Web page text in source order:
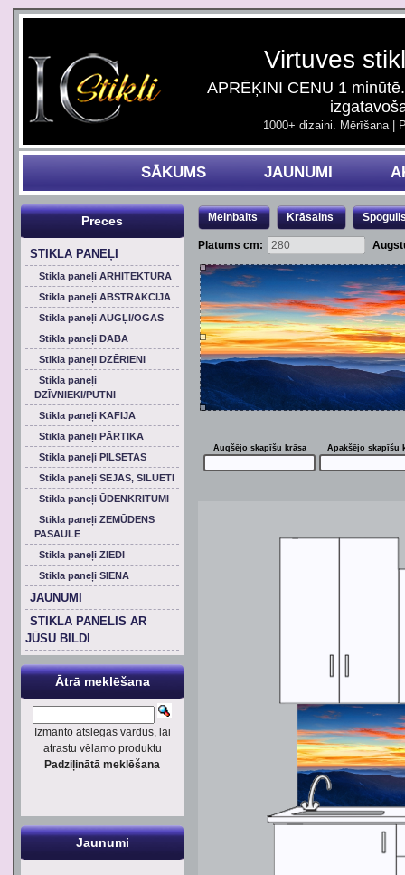
Virtuves
APRĒĶINI CENU 1
1000+ dizaini. Mērīšana |
SĀKUMS JAUNUMI
Melnbalts Krāsains
Platums cm:
Augšējo skapīšu krāsa Apakšējo skapīšu
Preces
STIKLA PANEĻI
Stikla paneļi ARHITEKTŪRA
Stikla paneļi ABSTRAKCIJA
Stikla paneļi AUGĻI/OGAS
Stikla paneļi DABA
Stikla paneļi DZĒRIENI
Stikla paneļi
DZĪVNIEKI/PUTNI
Stikla paneļi KAFIJA
Stikla paneļi PĀRTIKA
Stikla paneļi PILSĒTAS
Stikla paneļi SEJAS, SILUETI
Stikla paneļi ŪDENKRITUMI
Stikla paneļi ZEMŪDENS
PASAULE
Stikla paneļi ZIEDI
Stikla paneļi SIENA
JAUNUMI
STIKLA PANELIS AR
JŪSU BILDI
Ātrā meklēšana
Izmanto atslēgas vārdus, lai
atrastu vēlamo produktu
Padziļinātā meklēšana
Jaunumi